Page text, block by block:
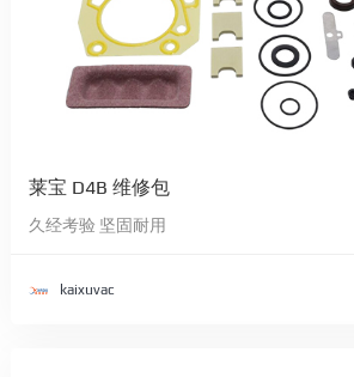
莱宝 D4B 维修包
久经考验 坚固耐用
kaixuvac